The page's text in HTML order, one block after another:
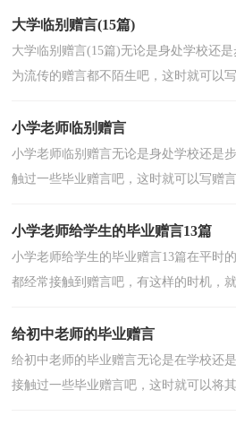
大学临别赠言(15篇)
大学临别赠言(15篇)无论是身处学校还
为流传的赠言都不陌生吧，这时就可以
小学老师临别赠言
小学老师临别赠言无论是身处学校还是
触过一些毕业赠言吧，这时就可以写赠
小学老师给学生的毕业赠言13篇
小学老师给学生的毕业赠言13篇在平时
都经常接触到赠言吧，有这样的时机，
给初中老师的毕业赠言
给初中老师的毕业赠言无论是在学校还
接触过一些毕业赠言吧，这时就可以将